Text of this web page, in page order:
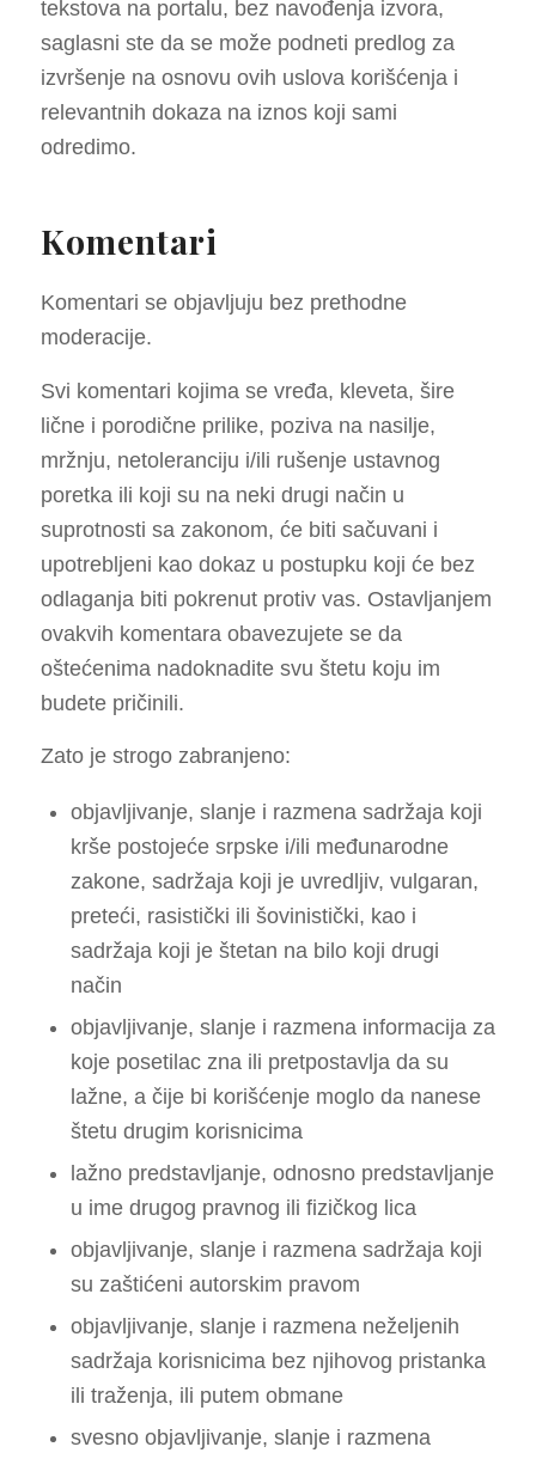
tekstova na portalu, bez navođenja izvora,
saglasni ste da se može podneti predlog za
izvršenje na osnovu ovih uslova korišćenja i
relevantnih dokaza na iznos koji sami
odredimo.
Komentari
Komentari se objavljuju bez prethodne
moderacije.
Svi komentari kojima se vređa, kleveta, šire
lične i porodične prilike, poziva na nasilje,
mržnju, netoleranciju i/ili rušenje ustavnog
poretka ili koji su na neki drugi način u
suprotnosti sa zakonom, će biti sačuvani i
upotrebljeni kao dokaz u postupku koji će bez
odlaganja biti pokrenut protiv vas. Ostavljanjem
ovakvih komentara obavezujete se da
oštećenima nadoknadite svu štetu koju im
budete pričinili.
Zato je strogo zabranjeno:
objavljivanje, slanje i razmena sadržaja koji
krše postojeće srpske i/ili međunarodne
zakone, sadržaja koji je uvredljiv, vulgaran,
preteći, rasistički ili šovinistički, kao i
sadržaja koji je štetan na bilo koji drugi
način
objavljivanje, slanje i razmena informacija za
koje posetilac zna ili pretpostavlja da su
lažne, a čije bi korišćenje moglo da nanese
štetu drugim korisnicima
lažno predstavljanje, odnosno predstavljanje
u ime drugog pravnog ili fizičkog lica
objavljivanje, slanje i razmena sadržaja koji
su zaštićeni autorskim pravom
objavljivanje, slanje i razmena neželjenih
sadržaja korisnicima bez njihovog pristanka
ili traženja, ili putem obmane
svesno objavljivanje, slanje i razmena